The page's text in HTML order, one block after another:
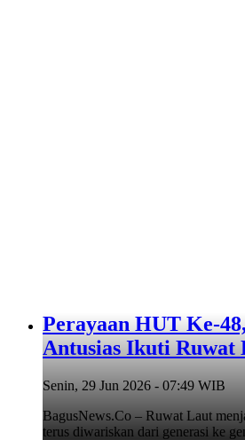
Perayaan HUT Ke-
Antusias Ikuti Ruwat
Senin, 29 Jun 2026 - 07:49 WIB
BagusNews.Co – Ruwat Laut
terus diwariskan dari generasi ke